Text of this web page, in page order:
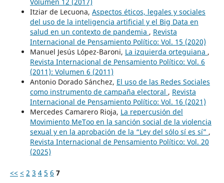
Itziar de Lecuona, Aspectos éticos, legales y sociales
del uso de la inteligencia artificial y el Big Data en
salud en un contexto de pandemia , Revista
Internacional de Pensamiento Político: Vol. 15 (2020)
Manuel Jesús López-Baroni, La izquierda orteguiana ,
Revista Internacional de Pensamiento Político: Vol. 6
(2011): Volumen 6 (2011)
Antonio Dorado Sánchez, El uso de las Redes Sociales
como instrumento de campaña electoral , Revista
Internacional de Pensamiento Político: Vol. 16 (2021)
Mercedes Camarero Rioja, La repercusión del
Movimiento MeToo en la sanción social de la violencia
sexual y en la aprobación de la “Ley del sólo sí es sí” ,
Revista Internacional de Pensamiento Político: Vol. 20
(2025)
<< < 2 3 4 5 6 7